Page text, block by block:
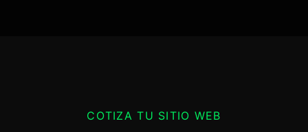
COTIZA TU SITIO WEB